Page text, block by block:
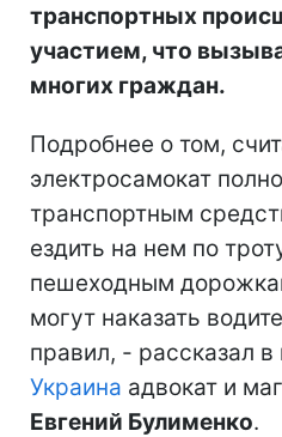
транспортных
участием, что
многих граждан.
Подробнее о том,
электросамокат
транспортным
ездить на нем по
пешеходным
могут наказать
правил, - рассказал
Украина адвокат и
Евгений Булименко.